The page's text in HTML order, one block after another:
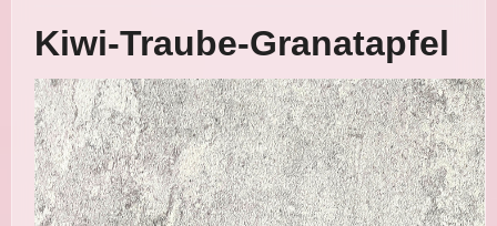
Kiwi-Traube-Granatapfel